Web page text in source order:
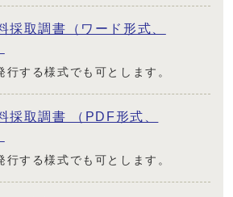
採取調書（ワード形式、
行する様式でも可とします。
採取調書 （PDF形式、
行する様式でも可とします。